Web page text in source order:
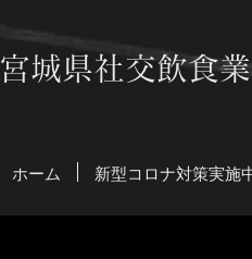
宮城県社交飲食
ホーム 新型コロナ対策実施